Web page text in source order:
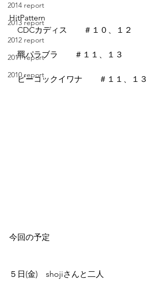
2014 report
2013 report
2012 report
2011 report
2010 report
HitPattern
CDCカディス　　＃１０、１２
羆パラブラ　　＃１１、１３
ピーコックイワナ　　＃１１、１３
今回の予定
５日(金)　shojiさんと二人